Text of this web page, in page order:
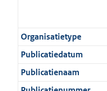
Organisatietype
Publicatiedatum
Publicatienaam